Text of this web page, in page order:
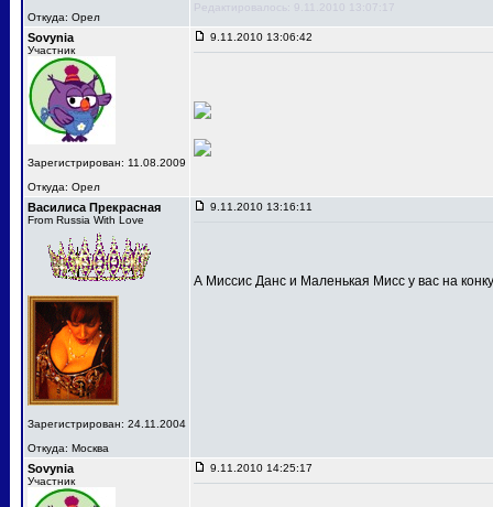
Откуда: Орел
Редактировалось: 9.11.2010 13:07:17
Sovynia
Участник
Зарегистрирован: 11.08.2009
Откуда: Орел
9.11.2010 13:06:42
Василиса Прекрасная
From Russia With Love
Зарегистрирован: 24.11.2004
Откуда: Москва
9.11.2010 13:16:11
А Миссис Данс и Маленькая Мисс у вас на
Sovynia
Участник
9.11.2010 14:25:17